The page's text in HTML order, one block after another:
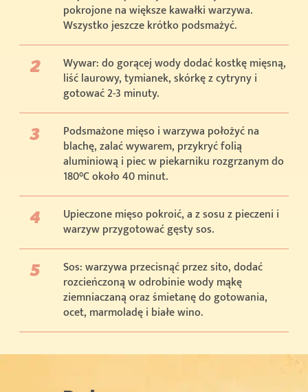
pokrojone na większe kawałki warzywa.
Wszystko jeszcze krótko podsmażyć.
Wywar: do gorącej wody dodać kostkę mięsną,
liść laurowy, tymianek, skórkę z cytryny i
gotować 2-3 minuty.
Podsmażone mięso i warzywa położyć na
blachę, zalać wywarem, przykryć folią
aluminiową i piec w piekarniku rozgrzanym do
180°C około 40 minut.
Upieczone mięso pokroić, a z sosu z pieczeni i
warzyw przygotować gęsty sos.
Sos: warzywa przecisnąć przez sito, dodać
rozcieńczoną w odrobinie wody mąkę
ziemniaczaną oraz śmietanę do gotowania,
ocet, marmoladę i białe wino.